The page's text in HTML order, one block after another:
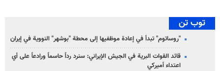
توب تن
"روساتوم" تبدأ في إعادة موظفيها إلى محطة "بوشهر" النووية في إيران
قائد القوات البرية في الجيش الإيراني: سنرد رداً حاسماً ورادعاً على أي
اعتداء أميركي